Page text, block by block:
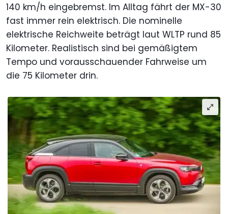
140 km/h eingebremst. Im Alltag fährt der MX-30
fast immer rein elektrisch. Die nominelle
elektrische Reichweite beträgt laut WLTP rund 85
Kilometer. Realistisch sind bei gemäßigtem
Tempo und vorausschauender Fahrweise um
die 75 Kilometer drin.